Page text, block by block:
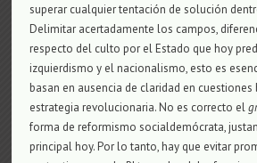
superar cualquier tentación de solución
Delimitar acertadamente los campos,
respecto del culto por el Estado que hoy
izquierdismo y el nacionalismo, esto es
basan en ausencia de claridad en cuestiones
estrategia revolucionaria. No es correcto el
forma de reformismo socialdemócrata,
principal hoy. Por lo tanto, hay que evitar